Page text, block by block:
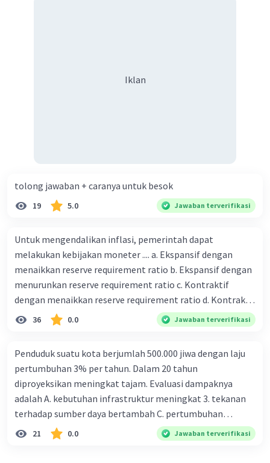
Iklan
tolong jawaban + caranya untuk besok
19 5.0 Jawaban terverifikasi
Untuk mengendalikan inflasi, pemerintah dapat
melakukan kebijakan moneter .... a. Ekspansif dengan
menaikkan reserve requirement ratio b. Ekspansif dengan
menurunkan reserve requirement ratio c. Kontraktif
dengan menaikkan reserve requirement ratio d. Kontraktif
dengan menurunkan reserve requirement ratio e.
Ekspansif dengan menaikkan tingkat diskonto Bila Bank
ceteris paribus maka .... a. Menimbulkan inflasi di mana
bentuk kurva jumlah uang beredar (penawaran uang) naik
dari kiri bawah ke kanan atas b. Menimbulkan deflasi di
mana bentuk kurva jumlah uang beredar (penawaran
uang) naik dari kiri bawah ke kanan atas c. Tingkat bunga
meningkat di mana bentuk kurva jumlah uang beredar
36 0.0 Jawaban terverifikasi
Penduduk suatu kota berjumlah 500.000 jiwa dengan laju
pertumbuhan 3% per tahun. Dalam 20 tahun
diproyeksikan meningkat tajam. Evaluasi dampaknya
adalah A. kebutuhan infrastruktur meningkat 3. tekanan
terhadap sumber daya bertambah C. pertumbuhan
eksponensial berdampak jangka panjang D. tidak
memengaruhi tata ruang E. proyeksi penduduk penting
21 0.0 Jawaban terverifikasi